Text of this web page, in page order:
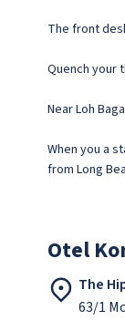
The front
Quench your
Near Loh
When you a
from Long
Otel
The
63/1